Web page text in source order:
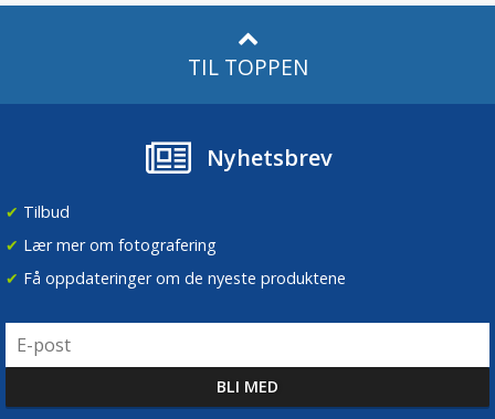
TIL TOPPEN
Nyhetsbrev
✔ Tilbud
✔ Lær mer om fotografering
✔ Få oppdateringer om de nyeste produktene